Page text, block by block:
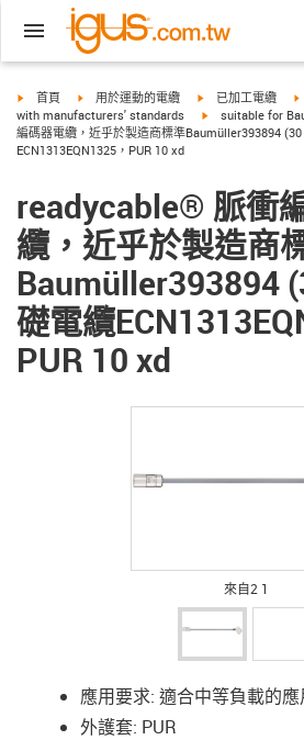
igus-icon-arrow-right
首頁 igus-icon-arrow-right
用於運動的電纜 igus-icon-arrow-
已加工電纜
with manufacturers' standards
igus-icon-arrow-
suitable for
編碼器電纜，近乎於製造商標準Baumüller393894
ECN1313EQN1325，PUR 10 xd
readycable® 脈衝
纜，近乎於製造商
Baumüller393894
礎電纜
PUR 10 xd
來自2 1
應用要求: 適合中等負載的應
外護套: PUR